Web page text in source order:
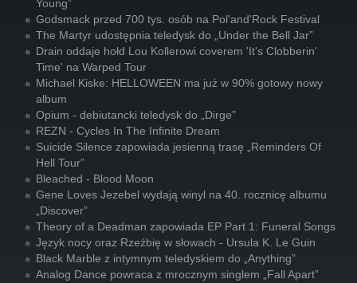
Young”
Godsmack przed 700 tys. osób na Pol'and'Rock Festival
The Martyr udostępnia teledysk do „Under the Bell Jar”
Drain oddaje hołd Lou Kollerowi coverem 'It's Clobberin'
Time' na Warped Tour
Michael Kiske: HELLOWEEN ma już w 90% gotowy nowy
album
Opium - debiutancki teledysk do „Dirge”
REZN - Cycles In The Infinite Dream
Suicide Silence zapowiada jesienną trasę „Reminders Of
Hell Tour”
Bleached - Blood Moon
Gene Loves Jezebel wydają winyl na 40. rocznicę albumu
„Discover”
Theory of a Deadman zapowiada EP Part 1: Funeral Songs
Język nocy oraz Rzeźbię w słowach - Ursula K. Le Guin
Black Marble z intymnym teledyskiem do „Anything”
Analog Dance powraca z mrocznym singlem „Fall Apart”